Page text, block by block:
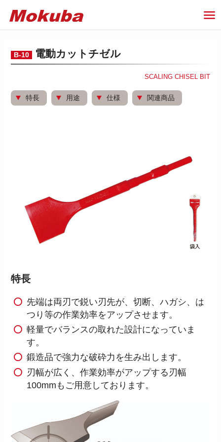
B-10 電動カットチゼル
SCALING CHISEL BIT
特長 用途 仕様 関連商品
特長
先端は両刃で鋭い刃先が、切断、ハガシ、は
つり等の作業効率をアップさせます。
軽量でバランスの取れた設計になっていま
す。
鍛造品で強力な破砕力を生み出します。
刃幅が広く、作業効率がアップする刃幅
100mmもご用意しております。